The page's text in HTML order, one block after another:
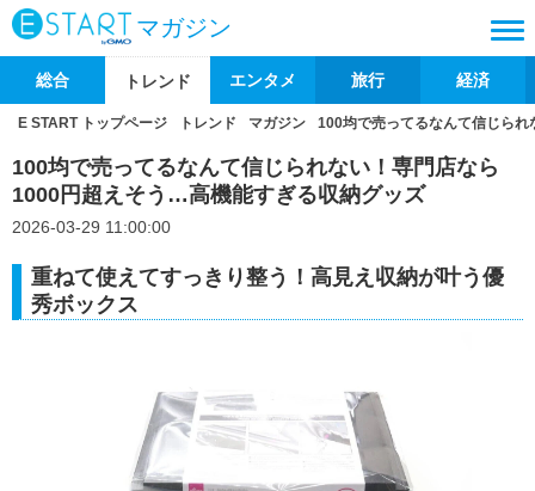
マガジン
総合 トレンド エンタメ 旅行 経済
E START トップページ トレンド マガジン 100均で売ってるなんて信じら
100均で売ってるなんて信じられない！専門店なら
1000円超えそう…高機能すぎる収納グッズ
2026-03-29 11:00:00
重ねて使えてすっきり整う！高見え収納が叶う優
秀ボックス